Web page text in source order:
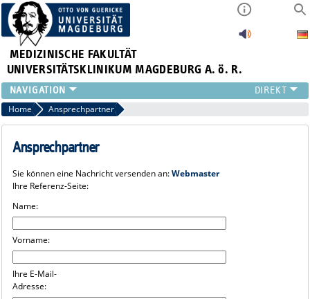
MEDIZINISCHE FAKULTÄT
UNIVERSITÄTSKLINIKUM MAGDEBURG A. ö. R.
INSTITUTE
KLINIKEN
ZENTRALE EINRICHTUNGEN
PRESSE
INTERNATIONAL
INTRANET
Home Ansprechpartner
Ansprechpartner
Sie können eine Nachricht versenden an:Webmaster
Ihre Referenz-Seite:
Name:
Vorname:
Ihre E-Mail-
Adresse: